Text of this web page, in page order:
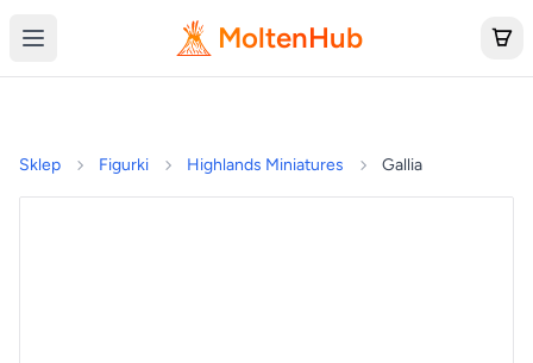
MoltenHub
Sklep Figurki Highlands Miniatures Gallia